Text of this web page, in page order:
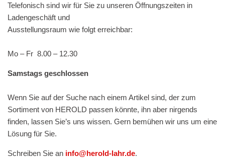
Telefonisch sind wir für Sie zu unseren Öffnungszeiten in
Ladengeschäft und
Ausstellungsraum wie folgt erreichbar:
Mo – Fr 8.00 – 12.30
Samstags geschlossen
Wenn Sie auf der Suche nach einem Artikel sind, der zum
Sortiment von HEROLD passen könnte, ihn aber nirgends
finden, lassen Sie’s uns wissen. Gern bemühen wir uns um eine
Lösung für Sie.
Schreiben Sie an info@herold-lahr.de.
Spezialstempel
Stempelfarben
Stempelkissen
Ronden